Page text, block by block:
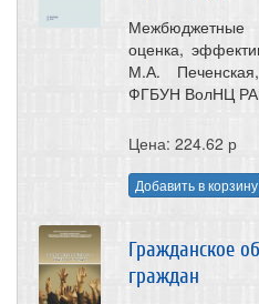
оценка,
М.А.
ФГБУН ВолНЦ
Цена: 224.62 р
Добавить в корзину
Гражданское
граждан